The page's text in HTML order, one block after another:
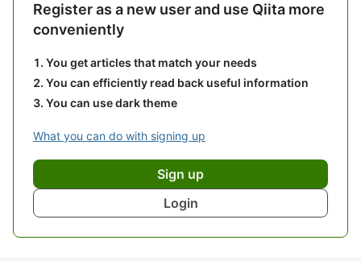
Register as a new user and use Qiita more
conveniently
You get articles that match your needs
You can efficiently read back useful information
You can use dark theme
What you can do with signing up
Sign up
Login